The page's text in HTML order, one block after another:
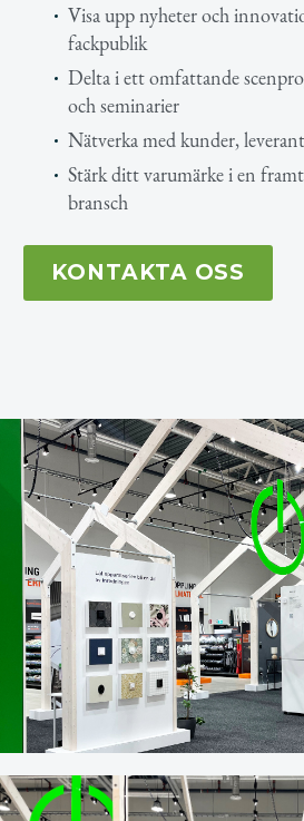
Visa upp nyheter och
fackpublik
Delta i ett omfattande
och seminarier
Nätverka med kunder,
Stärk ditt varumärke i en
bransch
KONTAKTA OSS